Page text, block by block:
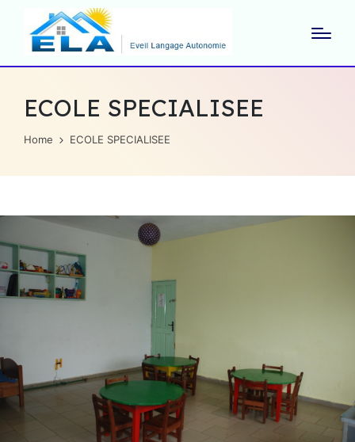
ECOLE SPECIALISEE
Home ECOLE SPECIALISEE